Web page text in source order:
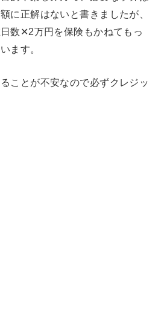
に正解はないと書きましたが、
数✕2万円を保険もかねてもっ
ます。
ことが不安なので必ずクレジッ